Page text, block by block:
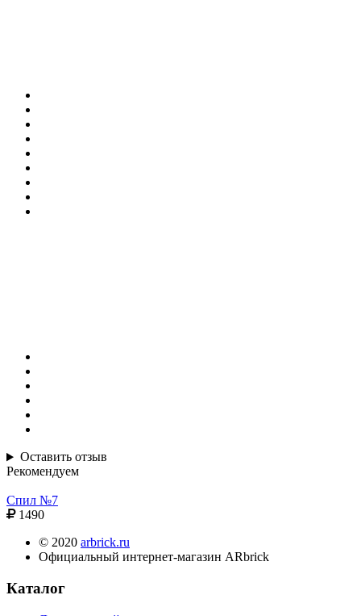
Оставить отзыв
Рекомендуем
Спил №7
1490
© 2020 arbrick.ru
Официальный интернет-магазин ARbrick
Каталог